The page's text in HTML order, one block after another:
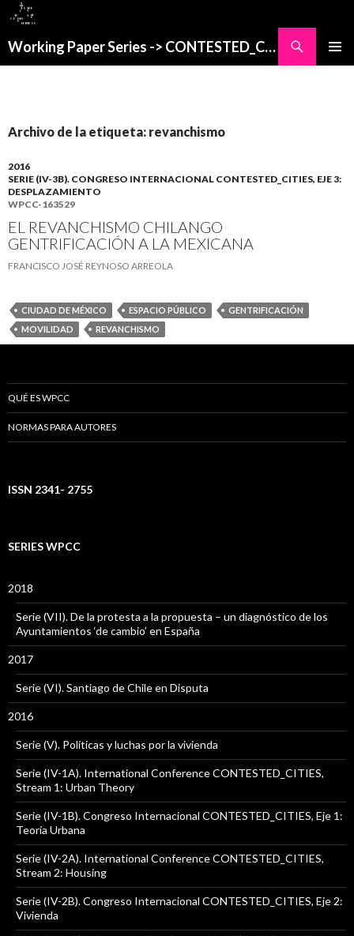
Working Paper Series -> CONTESTED_CITIES
Archivo de la etiqueta: revanchismo
2016
SERIE (IV-3B). CONGRESO INTERNACIONAL CONTESTED_CITIES, EJE 3:
DESPLAZAMIENTO
WPCC-163529
EL REVANCHISMO CHILANGO
GENTRIFICACIÓN A LA MEXICANA
FRANCISCO JOSÉ REYNOSO ARREOLA
CIUDAD DE MÉXICO ESPACIO PÚBLICO
GENTRIFICACIÓN
MOVILIDAD
REVANCHISMO
QUÉ ES WPCC
NORMAS PARA AUTORES
ISSN 2341- 2755
SERIES WPCC
2018
Serie (VII). De la protesta a la propuesta – un diagnóstico de los
Ayuntamientos ‘de cambio’ en España
2017
Serie (VI). Santiago de Chile en Disputa
2016
Serie (V). Políticas y luchas por la vivienda
Serie (IV-1A). International Conference CONTESTED_CITIES,
Stream 1: Urban Theory
Serie (IV-1B). Congreso Internacional CONTESTED_CITIES, Eje 1:
Teoría Urbana
Serie (IV-2A). International Conference CONTESTED_CITIES,
Stream 2: Housing
Serie (IV-2B). Congreso Internacional CONTESTED_CITIES, Eje 2:
Vivienda